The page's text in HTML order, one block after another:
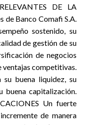
DE LA
de Banco Comafi S.A.
sostenido, su
de gestión de su
de negocios
ventajas competitivas.
su buena liquidez, su
buena capitalización.
Un fuerte
de manera